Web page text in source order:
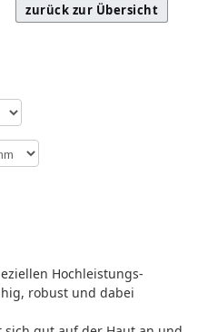
zurück zur Übersicht
Hochleistungs-
robust und dabei